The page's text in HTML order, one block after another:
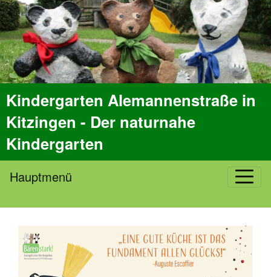
Kindergarten Alemannenstraße in
Kitzingen - Der naturnahe
Kindergarten
Hauptmenü